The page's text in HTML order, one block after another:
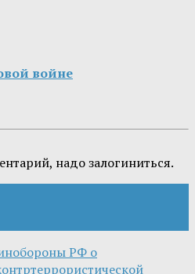
войне
надо залогиниться.
РФ о